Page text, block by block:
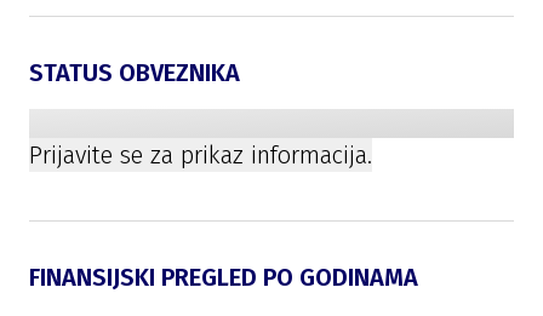
STATUS OBVEZNIKA
Prijavite se za prikaz informacija.
FINANSIJSKI PREGLED PO GODINAMA